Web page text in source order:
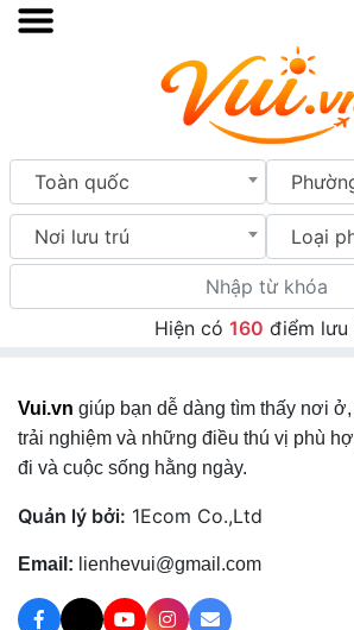
Toàn quốc
Nơi lưu trú Loại
Hiện có 160 điểm lưu
Vui.vn giúp bạn dễ dàng tìm thấy nơi
trải nghiệm và những điều thú vị phù
đi và cuộc sống hằng ngày.
Quản lý bởi: 1Ecom Co.,Ltd
Email: lienhevui@gmail.com